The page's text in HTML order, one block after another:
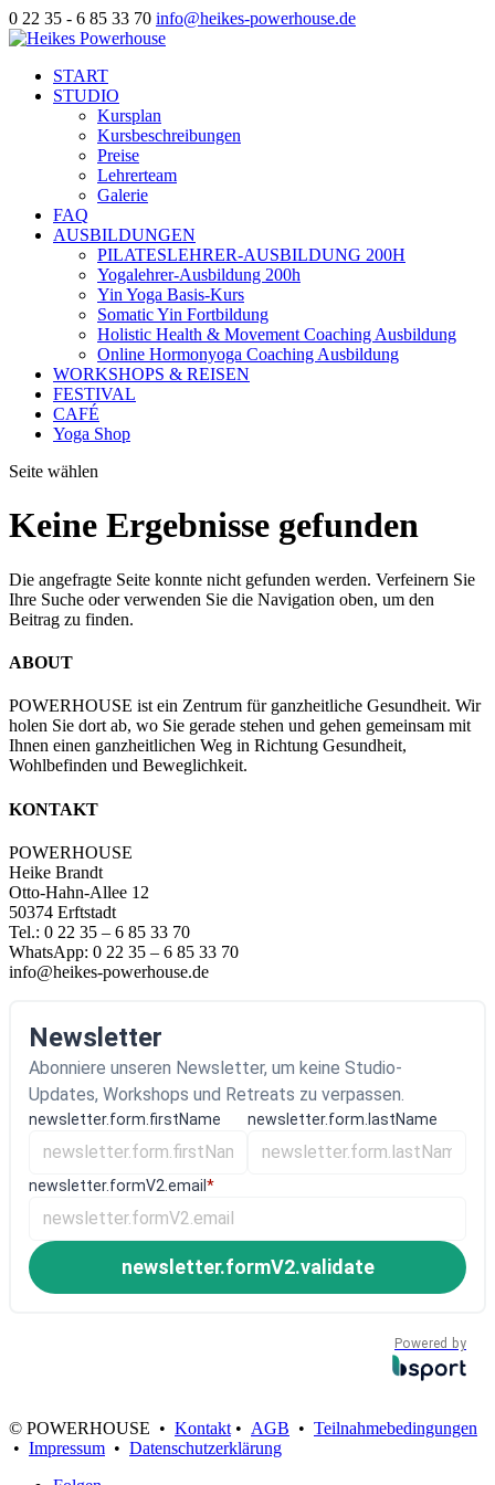
0 22 35 - 6 85 33 70 info@heikes-powerhouse.de
START
STUDIO
Kursplan
Kursbeschreibungen
Preise
Lehrerteam
Galerie
FAQ
AUSBILDUNGEN
PILATESLEHRER-AUSBILDUNG 200H
Yogalehrer-Ausbildung 200h
Yin Yoga Basis-Kurs
Somatic Yin Fortbildung
Holistic Health & Movement Coaching Ausbildung
Online Hormonyoga Coaching Ausbildung
WORKSHOPS & REISEN
FESTIVAL
CAFÉ
Yoga Shop
Seite wählen
Keine Ergebnisse gefunden
Die angefragte Seite konnte nicht gefunden werden. Verfeinern Sie
Ihre Suche oder verwenden Sie die Navigation oben, um den
Beitrag zu finden.
ABOUT
POWERHOUSE ist ein Zentrum für ganzheitliche Gesundheit. Wir
holen Sie dort ab, wo Sie gerade stehen und gehen gemeinsam mit
Ihnen einen ganzheitlichen Weg in Richtung Gesundheit,
Wohlbefinden und Beweglichkeit.
KONTAKT
POWERHOUSE
Heike Brandt
Otto-Hahn-Allee 12
50374 Erftstadt
Tel.: 0 22 35 – 6 85 33 70
WhatsApp: 0 22 35 – 6 85 33 70
info@heikes-powerhouse.de
Newsletter
Abonniere unseren Newsletter, um keine Studio-
Updates, Workshops und Retreats zu verpassen.
newsletter.form.firstName newsletter.form.lastName
newsletter.formV2.email *
newsletter.formV2.validate
Powered by
© POWERHOUSE • Kontakt • AGB • Teilnahmebedingungen
• Impressum • Datenschutzerklärung